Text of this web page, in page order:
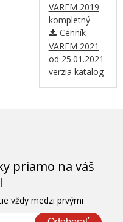
VAREM 2019
kompletný
Cenník
VAREM 2021
od 25.01.2021
verzia katalog
priamo na váš
vždy medzi prvými